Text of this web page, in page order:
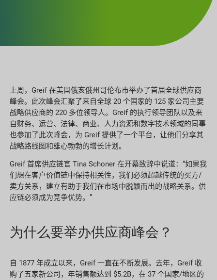
上周，Greif 在美国俄亥俄州哥伦布市举办了首届全球供应商
峰会。此次峰会汇聚了来自全球 20 个国家的 125 家公司主要
战略供应商的 220 多位领导人。Greif 的执行领导团队以及来
自财务、运营、法律、商业、人力资源和数字技术领域的同事
也参加了此次峰会，为 Greif 提供了一个平台，让他们分享其
战略路线图和雄心勃勃的增长计划。
Greif 首席供应链官 Tina Schoner 在开幕致辞中说道：“如果我
们想在客户价值链中保持相关性，我们必须超越传统的买方/
卖方关系，建立有助于我们在市场中脱颖而出的战略关系。供
应链必须成为竞争优势。”
为什么要举办供应商峰会？
自 1877 年成立以来，Greif 一直在不断发展。去年，Greif 收
购了五家新公司，年销售额达到 $5.2B，在 37 个国家/地区的